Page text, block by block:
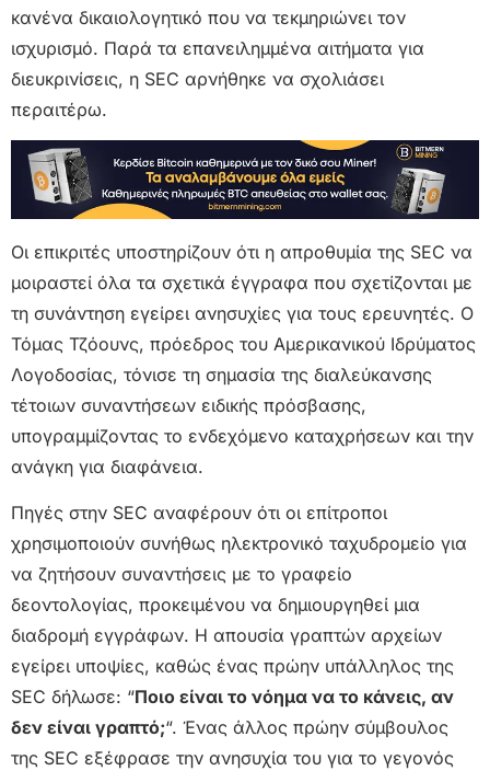
κανένα δικαιολογητικό που να τεκμηριώνει τον
ισχυρισμό. Παρά τα επανειλημμένα αιτήματα για
διευκρινίσεις, η SEC αρνήθηκε να σχολιάσει
περαιτέρω.
Οι επικριτές υποστηρίζουν ότι η απροθυμία της SEC να
μοιραστεί όλα τα σχετικά έγγραφα που σχετίζονται με
τη συνάντηση εγείρει ανησυχίες για τους ερευνητές. Ο
Τόμας Τζόουνς, πρόεδρος του Αμερικανικού Ιδρύματος
Λογοδοσίας, τόνισε τη σημασία της διαλεύκανσης
τέτοιων συναντήσεων ειδικής πρόσβασης,
υπογραμμίζοντας το ενδεχόμενο καταχρήσεων και την
ανάγκη για διαφάνεια.
Πηγές στην SEC αναφέρουν ότι οι επίτροποι
χρησιμοποιούν συνήθως ηλεκτρονικό ταχυδρομείο για
να ζητήσουν συναντήσεις με το γραφείο
δεοντολογίας, προκειμένου να δημιουργηθεί μια
διαδρομή εγγράφων. Η απουσία γραπτών αρχείων
εγείρει υποψίες, καθώς ένας πρώην υπάλληλος της
SEC δήλωσε: “Ποιο είναι το νόημα να το κάνεις, αν
δεν είναι γραπτό;“. Ένας άλλος πρώην σύμβουλος
της SEC εξέφρασε την ανησυχία του για το γεγονός